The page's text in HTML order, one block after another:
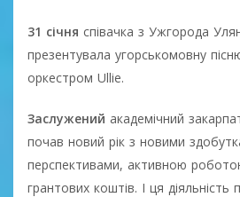
31 січня співачка з Ужгорода
презентувала угорськомовну
оркестром Ullie.
Заслужений академічний
почав новий рік з новими
перспективами, активною
грантових коштів. І ця діяльність